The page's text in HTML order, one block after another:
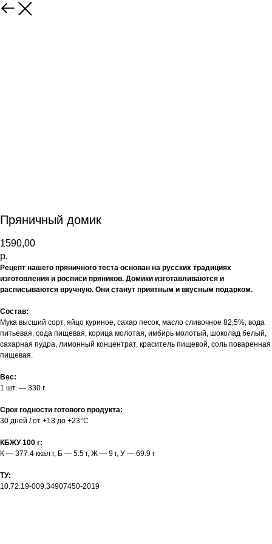
Пряничный домик
1590,00
р.
Рецепт нашего пряничного теста основан на русских традициях
изготовления и росписи пряников. Домики изготавливаются и
расписываются вручную. Они станут приятным и вкусным подарком.
Состав:
Мука высший сорт, яйцо куриное, сахар песок, масло сливочное 82,5%, вода
питьевая, сода пищевая, корица молотая, имбирь молотый, шоколад белый,
сахарная пудра, лимонный концентрат, краситель пищевой, соль поваренная
пищевая.
Вес:
1 шт. — 330 г
Срок годности готового продукта:
30 дней / от +13 до +23°C
КБЖУ 100 г:
К — 377.4 ккал г, Б — 5.5 г, Ж — 9 г, У — 69.9 г
ТУ:
10.72.19-009.34907450-2019